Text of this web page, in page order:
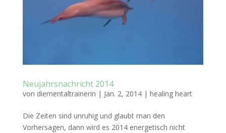
Neujahrsnachricht 2014
von diementaltrainerin | Jan. 2, 2014| healing heart
Die Zeiten sind unruhig und glaubt man den
Vorhersagen, dann wird es 2014 energetisch nicht